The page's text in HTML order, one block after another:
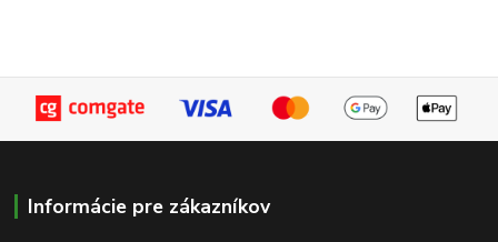
Informácie pre zákazníkov